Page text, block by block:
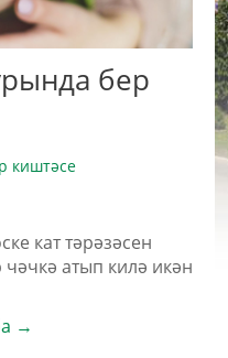
бер
киштәсе
кат тәрәзәсен
атып килә икән
→